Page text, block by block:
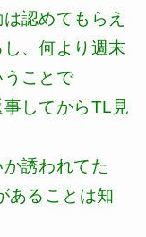
認めてもらえ
、何より週末
ことで
してからTL見
誘われてた
あることは知